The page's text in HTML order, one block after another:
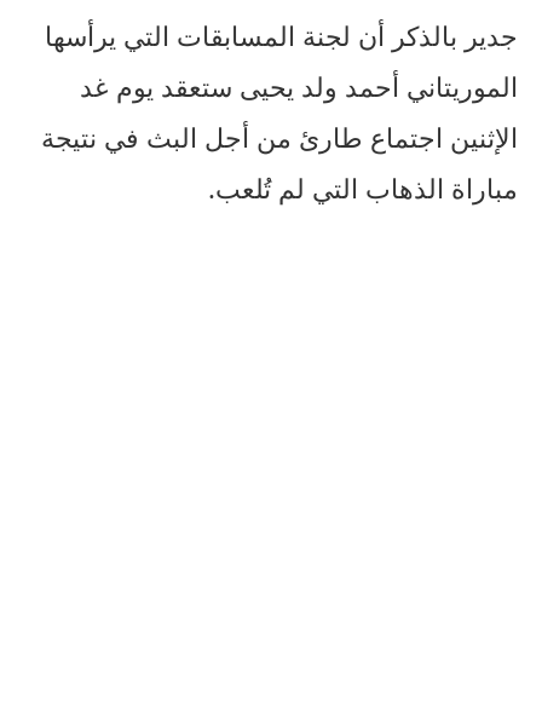
جدير بالذكر أن لجنة المسابقات التي يرأسها
الموريتاني أحمد ولد يحيى ستعقد يوم غد
الإثنين اجتماع طارئ من أجل البث في نتيجة
مباراة الذهاب التي لم تُلعب.